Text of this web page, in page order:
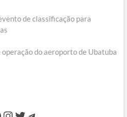
de classificação para
operação do aeroporto de Ubatuba